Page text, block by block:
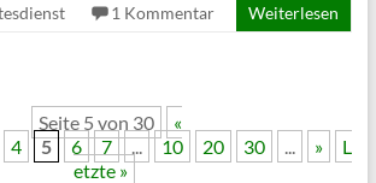
1 Kommentar Weiterlesen
Seite 5 von 30
«
4 5 6 7 ... 10 20 30 ... »
L
etzte »